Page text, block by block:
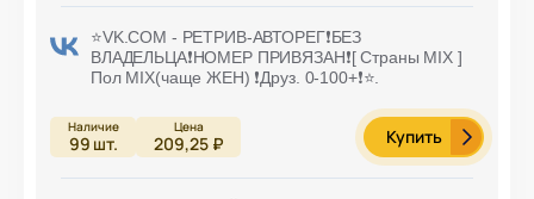
⭐️VK.COM - РЕТРИВ-АВТОРЕГ❗БЕЗ
ВЛАДЕЛЬЦА❗НОМЕР ПРИВЯЗАН❗[ Страны MIX ]
Пол MIX(чаще ЖЕН) ❗Друз. 0-100+❗⭐️.
99 шт. 209,25 ₽ Купить